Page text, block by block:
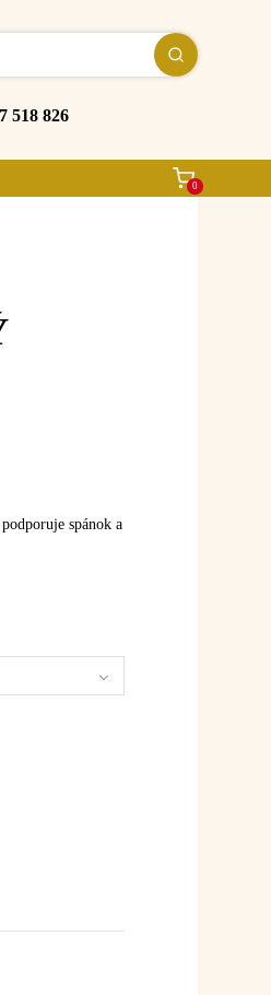
518 826
0
spánok a